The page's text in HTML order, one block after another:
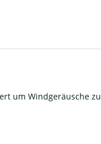
um Windgeräusche zu